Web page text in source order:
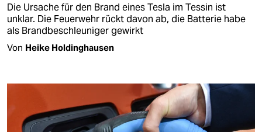
Die Ursache für den Brand eines Tesla im Tessin ist
unklar. Die Feuerwehr rückt davon ab, die Batterie habe
als Brandbeschleuniger gewirkt​
Von Heike Holdinghausen